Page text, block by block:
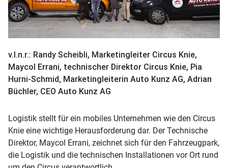
v.l.n.r.: Randy Scheibli, Marketingleiter Circus Knie,
Maycol Errani, technischer Direktor Circus Knie, Pia
Hurni-Schmid, Marketingleiterin Auto Kunz AG, Adrian
Büchler, CEO Auto Kunz AG
Logistik stellt für ein mobiles Unternehmen wie den Circus
Knie eine wichtige Herausforderung dar. Der Technische
Direktor, Maycol Errani, zeichnet sich für den Fahrzeugpark,
die Logistik und die technischen Installationen vor Ort rund